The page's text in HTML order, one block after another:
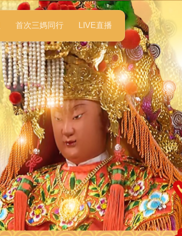
首次三媽同行 LIVE直播